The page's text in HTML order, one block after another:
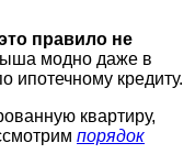
правило не
модно даже в
ипотечному кредиту.
квартиру,
порядок